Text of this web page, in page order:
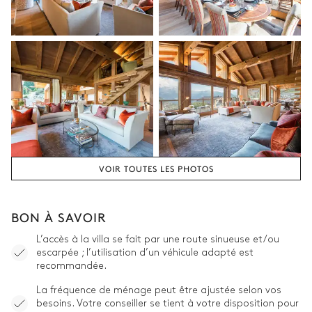
Attenante
Vasque simple
Baignoire
Pas de WC dans cette salle
de bain
Chambre 4
Lit double inséparable Terrasse
Chambre 4 salle de bain
Attenante
Douche
Vasque simple
Pas de WC dans cette salle
de bain
Chambre 5
VOIR TOUTES LES PHOTOS
BON À SAVOIR
L’accès à la villa se fait par une route sinueuse et/ou
escarpée ; l’utilisation d’un véhicule adapté est
recommandée.
La fréquence de ménage peut être ajustée selon vos
besoins. Votre conseiller se tient à votre disposition pour